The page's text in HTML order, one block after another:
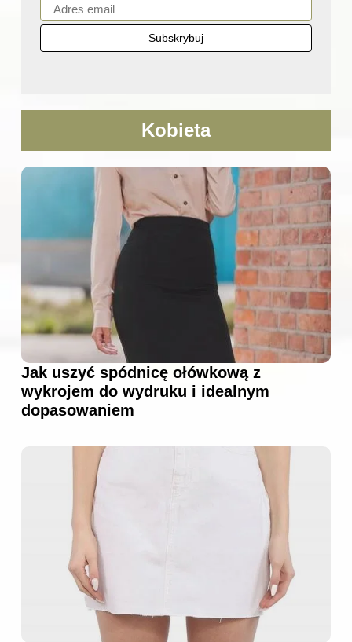
Kobieta
Jak uszyć spódnicę ołówkową z
wykrojem do wydruku i idealnym
dopasowaniem